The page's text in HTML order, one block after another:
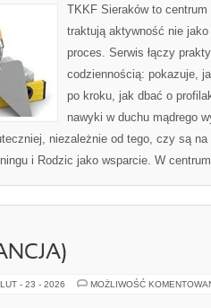
TKKF Sieraków to
traktują aktywność nie
proces. Serwis łączy
codziennością: pokazuje,
po kroku, jak dbać o
nawyki w duchu mądrego
niezależnie od tego, czy są
i Rodzic jako wsparcie. W
LUT - 23 - 2026 MOŻLIWOŚĆ